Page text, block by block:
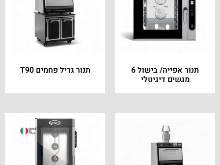
תנור אפייה/ בישול 6
מגשים דיגיטלי
תנור גריל פחמים T90